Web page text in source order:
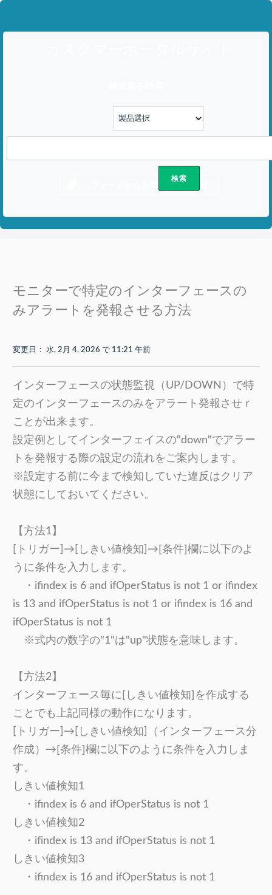
モニターで特定のインターフェースの
みアラートを発報させる方法
変更日： 水, 2月 4, 2026 で 11:21 午前
インターフェースの状態監視（UP/DOWN）で特
定のインターフェースのみをアラート発報させｒ
ことが出来ます。
設定例としてインターフェイスの"down"でアラー
トを発報する際の設定の流れをご案内します。
※設定する前に今まで検知していた違反はクリア
状態にしておいてください。
【方法1】
[トリガー]→ [しきい値検知]→ [条件]欄に以下のよ
うに条件を入力します。
・ifindex is 6 and ifOperStatus is not 1 or ifindex
is 13 and ifOperStatus is not 1 or ifindex is 16 and
ifOperStatus is not 1
※式内の数字の"1"は"up"状態を意味します。
【方法2】
インターフェース毎に[しきい値検知]を作成する
ことでも上記同様の動作になります。
[トリガー]→ [しきい値検知]（インターフェース分
作成）→ [条件]欄に以下のように条件を入力しま
す。
しきい値検知1
・ifindex is 6 and ifOperStatus is not 1
しきい値検知2
・ifindex is 13 and ifOperStatus is not 1
しきい値検知3
・ ifindex is 16 and ifOperStatus is not 1